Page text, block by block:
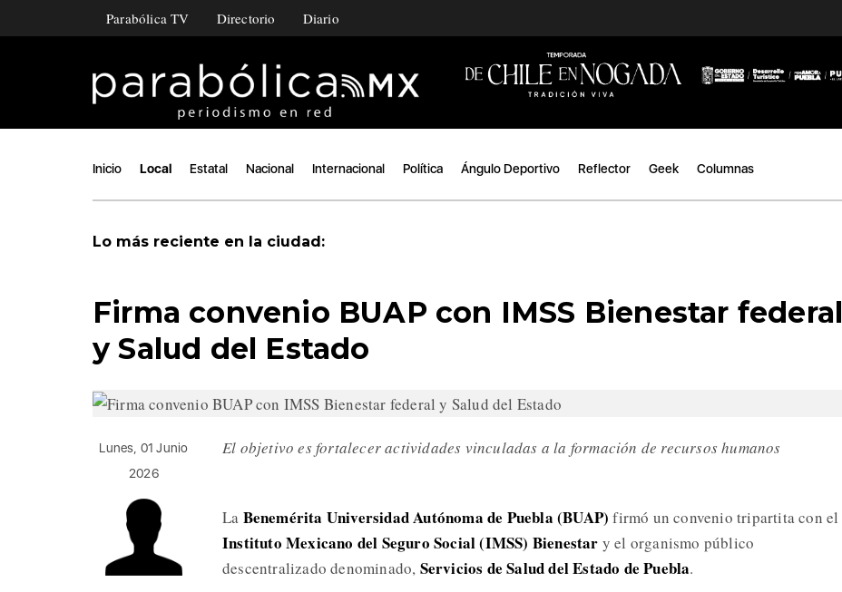
Parabólica TV Directorio Diario
Inicio Local Estatal Nacional Internacional Política Ángulo Deportivo Reflector Geek Columnas
Lo más reciente en la ciudad:
Firma convenio BUAP con IMSS Bienestar federal
y Salud del Estado
Lunes, 01 Junio
2026
El objetivo es fortalecer actividades vinculadas a la formación de recursos humanos
La Benemérita Universidad Autónoma de Puebla (BUAP) firmó un convenio tripartita con el
Instituto Mexicano del Seguro Social (IMSS) Bienestar y el organismo público
descentralizado denominado, Servicios de Salud del Estado de Puebla.